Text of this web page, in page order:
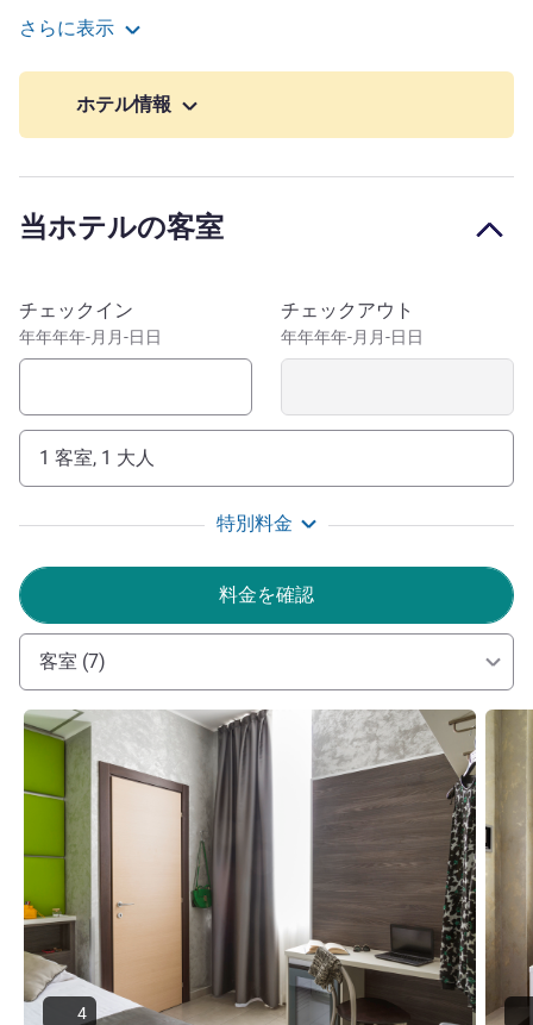
の客室を有し、質の高いサービスを提供しています。当ホ
テルはこのヨーロッパの拠点を訪れる観光客が集う高級シ
ョッピング街の中心に位置し、絶好のロケーションを確保
しています。くつろぎと快適さをリーズナブルな価格で提
ミラノにお越しの際は、ドゥオーモ、サンタマリアデッレ
オ・エマヌエーレ2世のガッレリア、有名なスカラ座など
居酒屋があるブレラ地区を訪れてイタリアの有名なパスタ
やピザを味わってみませんか。
う方に間違いなくお勧めしたいのが、ミラノの高級ショッ
ピング街の中心部に位置するイビススタイルズミラノチェ
ントロホテル(ibis Styles Milano Centro hotel)です。
ミラノの中心部へようこそ。アクセスの良い場所で温か
いスタッフがお迎えいたします。
Mr Leopoldo PARROTTINO ホテル経営
さらに表示
ホテル情報
当ホテルの客室
このホテルを予約
チェックイン
年年年年-月月-日日
チェックアウト
年年年年-月月-日日
1 客室, 1 大人
特別料金
料金を確認
客室 (7)
詳細を表示
4
詳細